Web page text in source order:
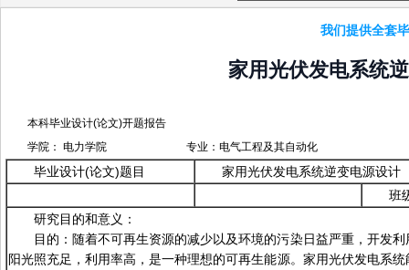
我们提供全套
家用光伏发电系统
本科毕业设计(论文)开题报告
学院： 电力学院 专业：电气工程及其自动化
毕业设计(论文)题目
家用光伏发电系统逆变电源设计
班
研究目的和意义：
目的：随着不可再生资源的减少以及环境的污染日益严重，开发
阳光照充足，利用率高，是一种理想的可再生能源。家用光伏发电系